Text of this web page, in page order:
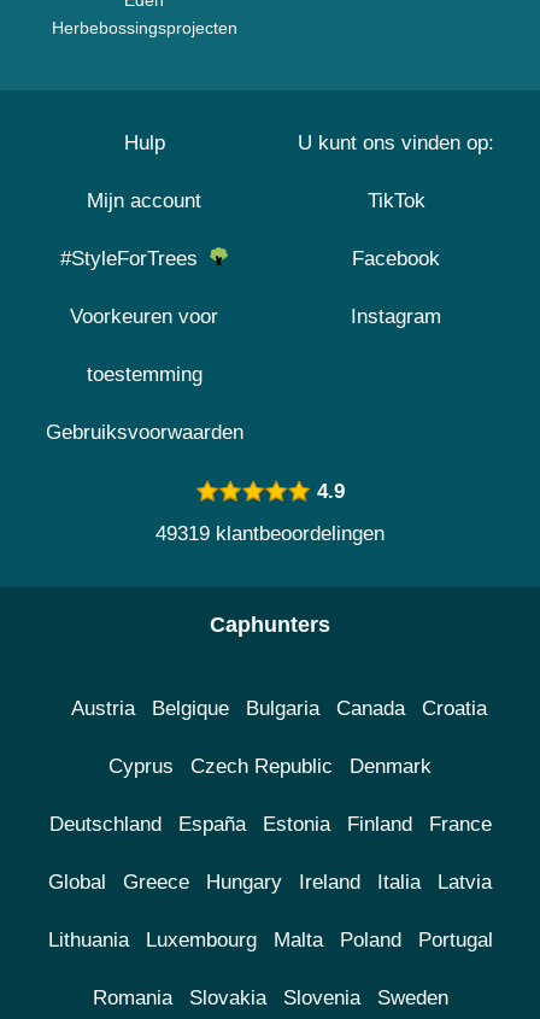
Herbebossingsprojecten
Hulp
Mijn account
#StyleForTrees
Voorkeuren voor
toestemming
Gebruiksvoorwaarden
U kunt ons vinden op:
TikTok
Facebook
Instagram
4.9
49319 klantbeoordelingen
Caphunters
Austria Belgique Bulgaria Canada Croatia
Cyprus Czech Republic Denmark
Deutschland España Estonia Finland France
Global Greece Hungary Ireland Italia Latvia
Lithuania Luxembourg Malta Poland Portugal
Romania Slovakia Slovenia Sweden